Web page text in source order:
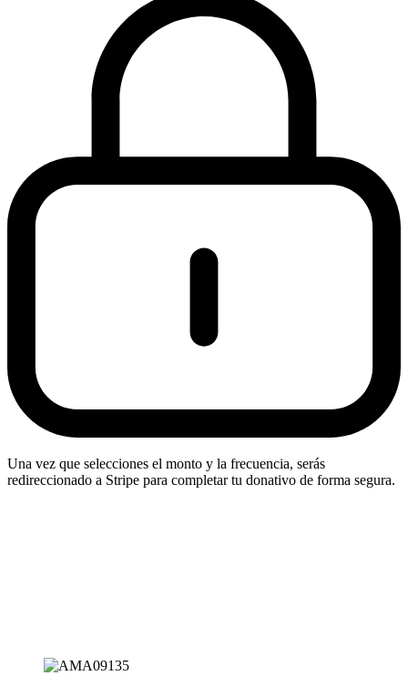
Una vez que selecciones el monto y la frecuencia, serás
redireccionado a Stripe para completar tu donativo de forma segura.